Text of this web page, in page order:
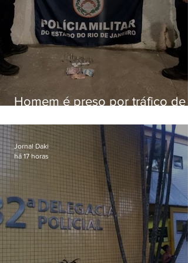
Homem é preso por tráfico de
Jornal Daki
há 17 horas